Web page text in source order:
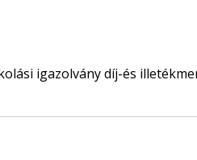
igazolvány díj-és